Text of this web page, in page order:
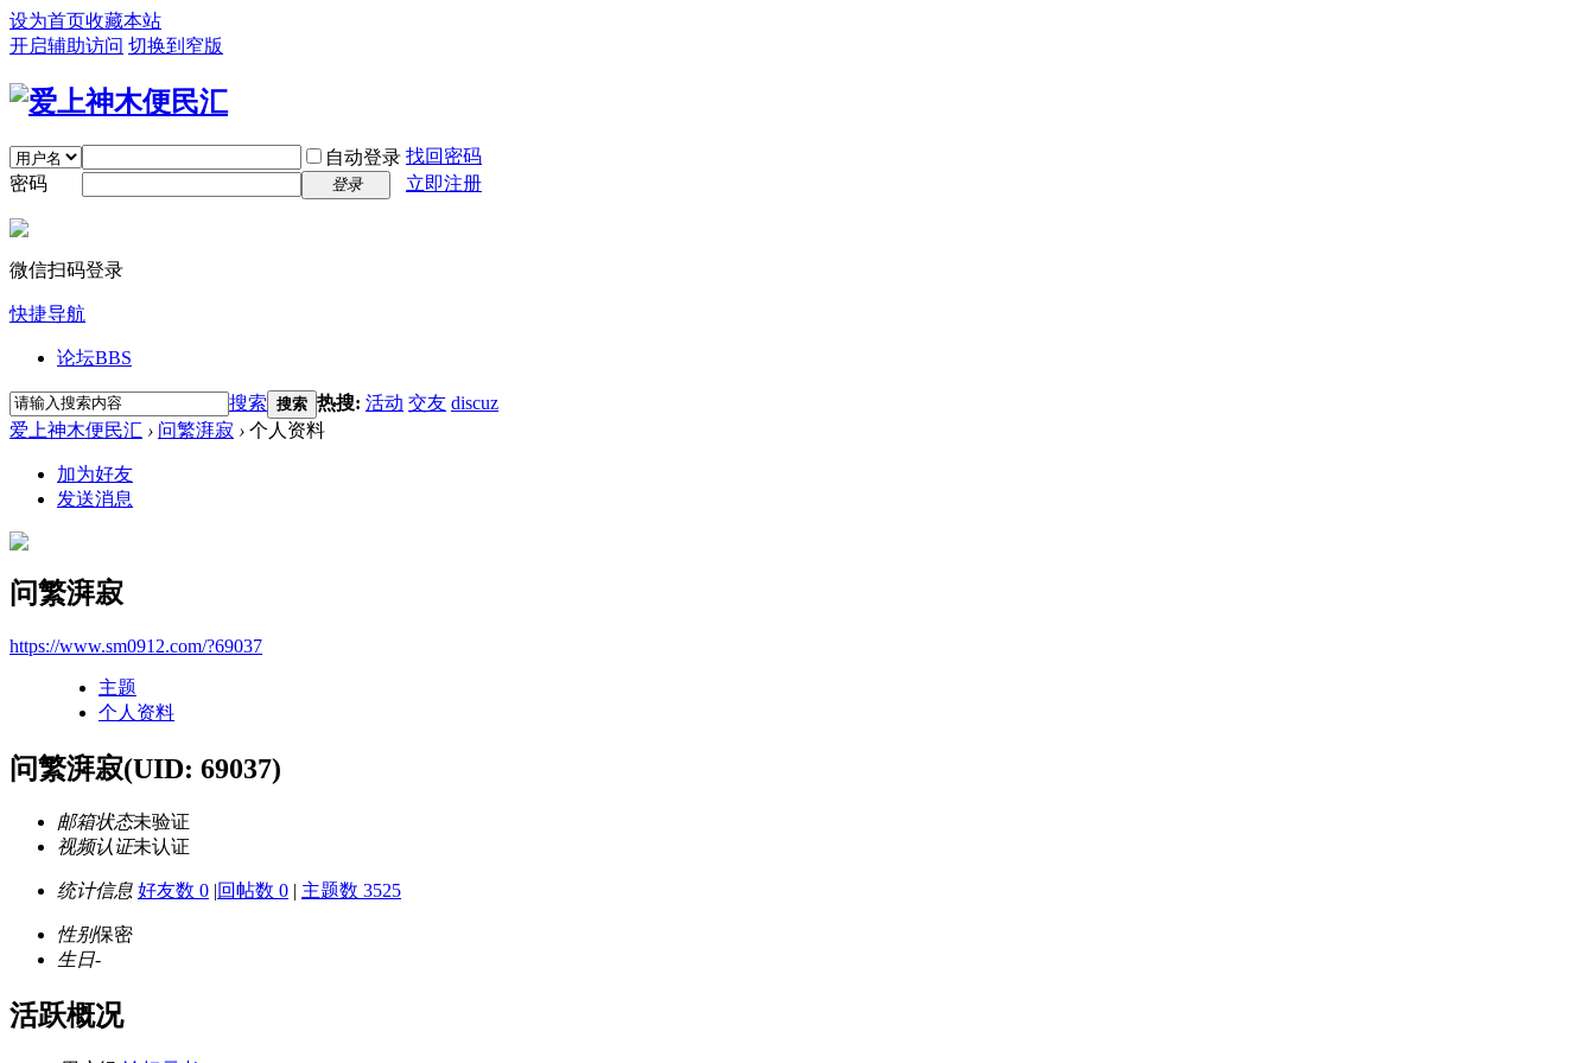
设为首页收藏本站
开启辅助访问 切换到窄版
自动登录 找回密码
密码
登录 立即注册
微信扫码登录
快捷导航
论坛BBS
搜索 搜索 热搜: 活动 交友 discuz
爱上神木便民汇 › 问繁湃寂 › 个人资料
加为好友
发送消息
问繁湃寂
https://www.sm0912.com/?69037
主题
个人资料
问繁湃寂(UID: 69037)
邮箱状态未验证
视频认证未认证
统计信息 好友数 0 |回帖数 0 | 主题数 3525
性别保密
生日-
活跃概况